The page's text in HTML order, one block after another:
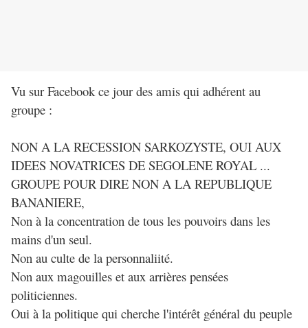
Vu sur Facebook ce jour des amis qui adhérent au
groupe :
NON A LA RECESSION SARKOZYSTE, OUI AUX
IDEES NOVATRICES DE SEGOLENE ROYAL ...
GROUPE POUR DIRE NON A LA REPUBLIQUE
BANANIERE,
Non à la concentration de tous les pouvoirs dans les
mains d'un seul.
Non au culte de la personnaliité.
Non aux magouilles et aux arrières pensées
politiciennes.
Oui à la politique qui cherche l'intérêt général du peuple